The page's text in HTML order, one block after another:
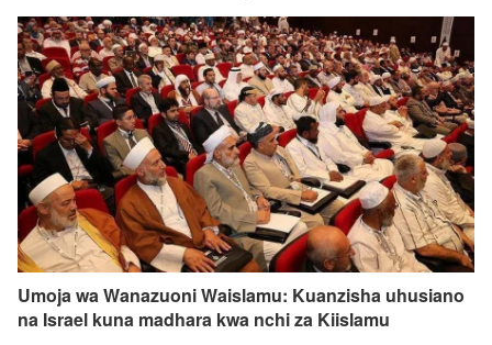
Umoja wa Wanazuoni Waislamu: Kuanzisha uhusiano
na Israel kuna madhara kwa nchi za Kiislamu